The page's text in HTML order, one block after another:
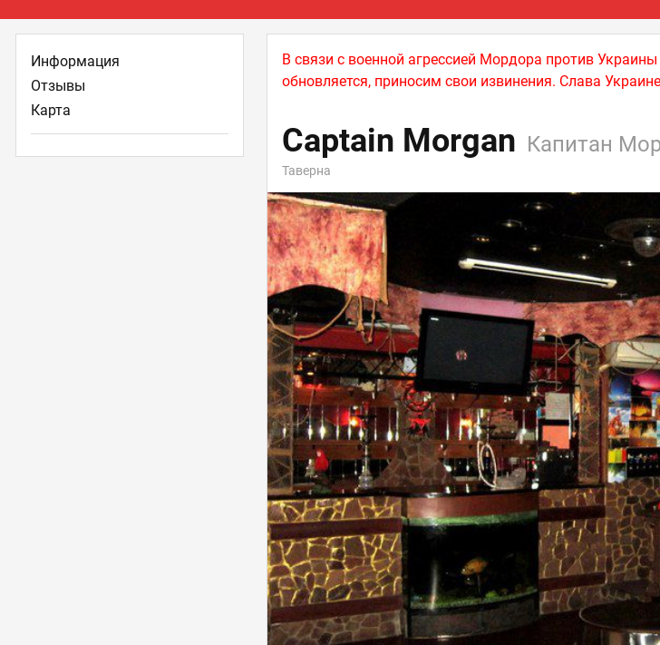
В связи с военной агрессией Мордора против
обновляется, приносим свои извинения. Слава
Captain Morgan Капитан
Таверна
Информация
Отзывы
Карта